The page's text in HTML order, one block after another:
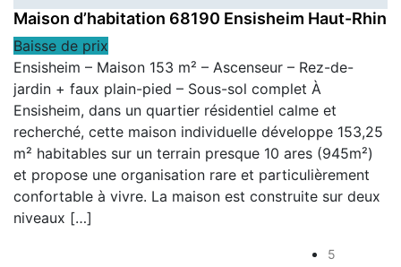
Maison d’habitation 68190 Ensisheim Haut-Rhin
Baisse de prix
Ensisheim – Maison 153 m² – Ascenseur – Rez-de-
jardin + faux plain-pied – Sous-sol complet À
Ensisheim, dans un quartier résidentiel calme et
recherché, cette maison individuelle développe 153,25
m² habitables sur un terrain presque 10 ares (945m²)
et propose une organisation rare et particulièrement
confortable à vivre. La maison est construite sur deux
niveaux […]
5